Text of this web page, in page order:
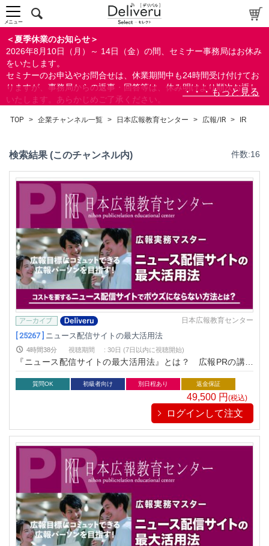
＜夏季休業のお知らせ＞
2026年8月10日（月）～ 14日（金）の間、セミナー事務局はお休み
をいたします。
セミナーのお申込やお問合せは、休業期間中も24時間受け付けてお
りますが、事務局からの返事・回答等は、休み明けより順次お返し
いたします。あらかじめご了承ください。
ができます。
メニュー
TOP > 企業チャンネル一覧 > 日本広報教育センター > 広報/IR > IR
検索結果 (このチャンネル内) 件数:16
日本広報教育センター
[ 25267 ] ニュース配信サイトの最大活用法
4時間38分 視聴期間 : 30日 (7日以内に視聴開始)
『ニュース配信サイトの最大活用法』とは？ 広報PRの講演
でニュース配信サイトを利用している方から多くの質問や悩み
を相談さます。「配信しても全く反響がない」「大手メディア
に掲載されない」「コストに比例した効果が出ない」など内容
は様々です。本講座は、これらの問題を解決しニュース配信サ
イトを最大限活用する手法をお教えます。ニュース配信サイト
の仕組みと特長を理解した上で、成果を挙げ上手に活用してい
る広報先進企業の事例を紹介します。その上で、具体的活用
術、掲載されるニュース配信サイト用リリースの作成方法をレ
クチャーします。さらに、ニュース配信サイトの選別選定、活
用する際の注意事項をお教えします。これら１つ１つ詳細かつ
丁寧にポイント解説しますので、ニュース配信サイトの活用法
を確実に習得できる講座です。
質問OK 初級者向け 別日程あり 返金保証
49,500 円 (税込)
ログインして注文